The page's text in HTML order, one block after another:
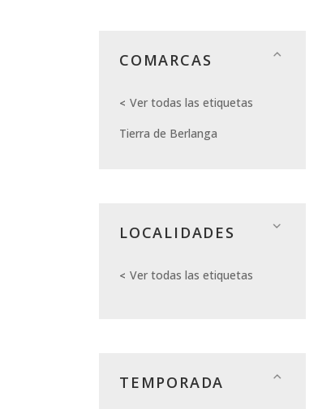
COMARCAS
Ver todas las etiquetas
Tierra de Berlanga
LOCALIDADES
Ver todas las etiquetas
TEMPORADA